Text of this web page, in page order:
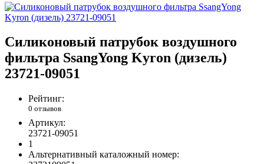
Силиконовый патрубок воздушного
фильтра SsangYong Kyron (дизель)
23721-09051
Рейтинг:
0 отзывов
Артикул:
23721-09051
1
Альтернативный каталожный номер: